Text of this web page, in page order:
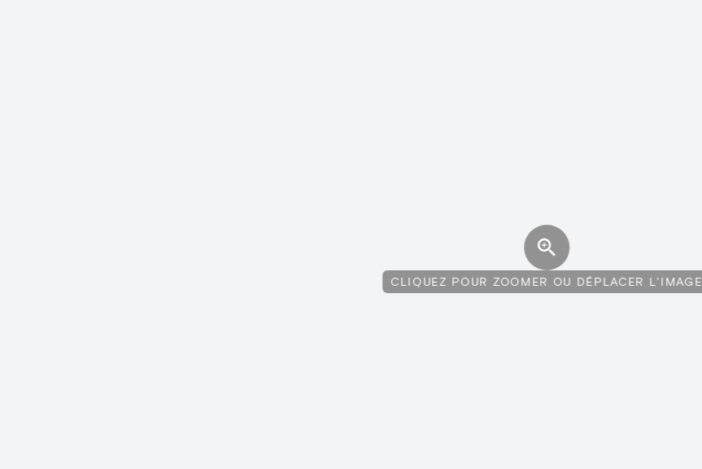
CLIQUEZ POUR ZOOMER OU DÉPLACER L'IMAGE